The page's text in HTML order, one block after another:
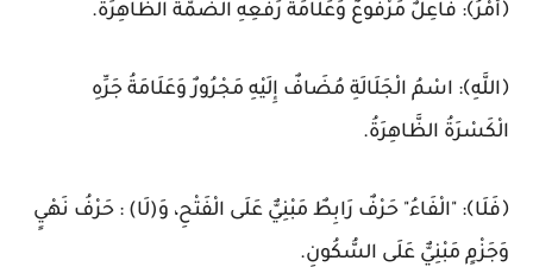
﴿أَمْرُ﴾: فَاعِلٌ مَرْفُوعٌ وَعَلَامَةُ رَفْعِهِ الضَّمَّةُ الظَّاهِرَةُ.
﴿اللَّهِ﴾: اسْمُ الْجَلَالَةِ مُضَافٌ إِلَيْهِ مَجْرُورٌ وَعَلَامَةُ جَرِّهِ
الْكَسْرَةُ الظَّاهِرَةُ.
﴿فَلَا﴾: "الْفَاءُ" حَرْفٌ رَابِطٌ مَبْنِيٌّ عَلَى الْفَتْحِ، وَ(لَا) : حَرْفُ نَهْيٍ
وَجَزْمٍ مَبْنِيٌّ عَلَى السُّكُونِ.